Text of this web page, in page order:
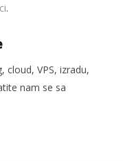
.
cloud, VPS, izradu,
nam se sa